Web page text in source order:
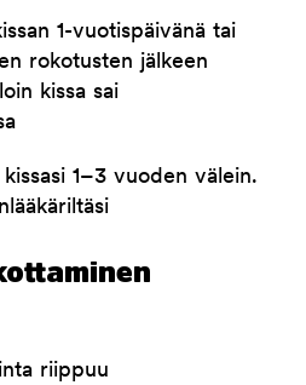
1-vuotispäivänä tai
rokotusten jälkeen
kissa sai
1–3 vuoden välein.
riippuu